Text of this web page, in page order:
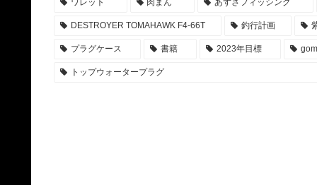
ワレット 肉まん あずさフィッシング
DESTROYER TOMAHAWK F4-66T 釣行計画
プラグケース 書籍 2023年目標
トップウォータープラグ